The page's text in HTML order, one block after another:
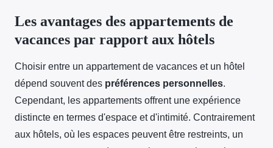
Les avantages des appartements de
vacances par rapport aux hôtels
Choisir entre un appartement de vacances et un hôtel
dépend souvent des préférences personnelles.
Cependant, les appartements offrent une expérience
distincte en termes d'espace et d'intimité. Contrairement
aux hôtels, où les espaces peuvent être restreints, un